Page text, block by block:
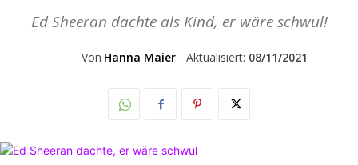
Ed Sheeran dachte als Kind, er wäre schwul!
Von Hanna Maier Aktualisiert: 08/11/2021